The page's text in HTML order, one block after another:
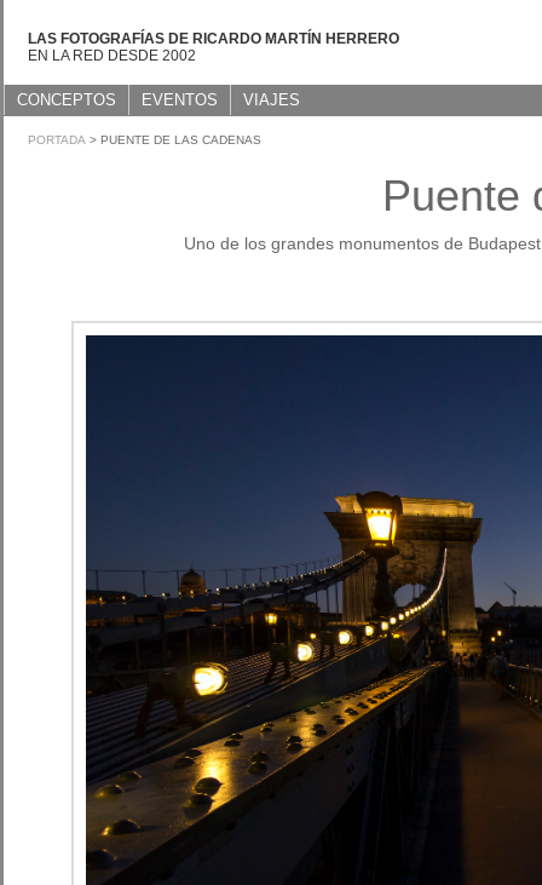
LAS FOTOGRAFÍAS DE RICARDO MARTÍN HERRERO
EN LA RED DESDE 2002
CONCEPTOS EVENTOS VIAJES
PORTADA > PUENTE DE LAS CADENAS
Puente
Uno de los grandes monumentos de